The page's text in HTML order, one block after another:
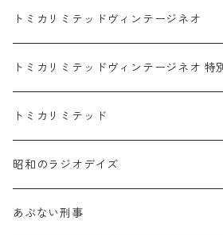
日産 / NISSAN
スバル / SUBARU
スズキ / SUZUKI
三菱 / MITSUBISHI
シボレー / Chevrolet
赤箱 - 絶版（廃盤）トミカ No.1-9
赤箱 - 絶版（廃盤）トミカ No.10-19
赤箱 - 絶版（廃盤）ロングトミカ
赤箱 - 車種別
乗用車
商用車・公用車
TLV - No. LV-00-09
TLV - No. LV-10-19
TLV - 車種別
乗用車
商用車・公用車
トミカリミテッドヴィンテージネオ
TLVN - NEW LINEUP
TLVN - No. LV-00-219
TLVN - No. LV-00-09
TLVN - No. LV-10-19
TLVN - 車種別
乗用車
トミカリミテッドヴィンテージネオ 特
トミカリミテッド
昭和のラジオデイズ
あぶない刑事